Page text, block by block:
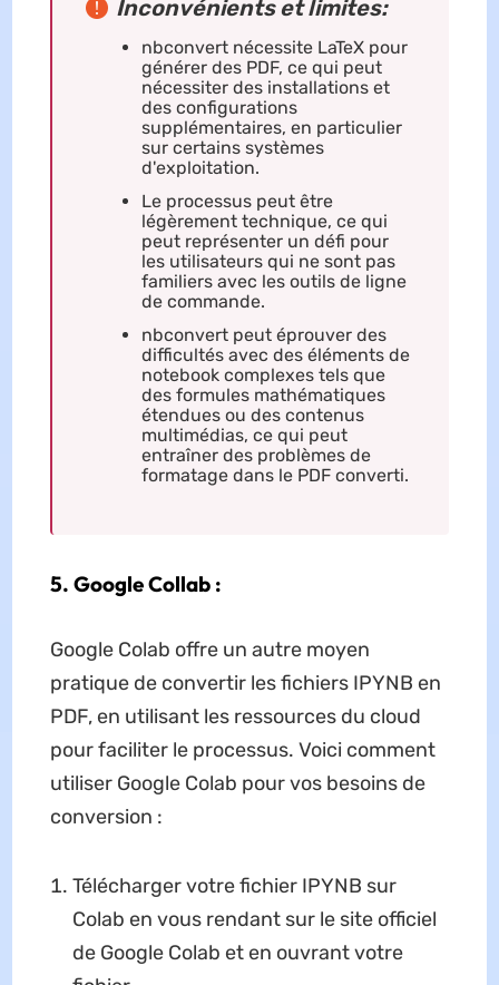
Inconvénients et limites:
nbconvert nécessite LaTeX pour
générer des PDF, ce qui peut
nécessiter des installations et
des configurations
supplémentaires, en particulier
sur certains systèmes
d'exploitation.
Le processus peut être
légèrement technique, ce qui
peut représenter un défi pour
les utilisateurs qui ne sont pas
familiers avec les outils de ligne
de commande.
nbconvert peut éprouver des
difficultés avec des éléments de
notebook complexes tels que
des formules mathématiques
étendues ou des contenus
multimédias, ce qui peut
entraîner des problèmes de
formatage dans le PDF converti.
5. Google Collab :
Google Colab offre un autre moyen
pratique de convertir les fichiers IPYNB en
PDF, en utilisant les ressources du cloud
pour faciliter le processus. Voici comment
utiliser Google Colab pour vos besoins de
conversion :
Télécharger votre fichier IPYNB sur
Colab en vous rendant sur le site officiel
de Google Colab et en ouvrant votre